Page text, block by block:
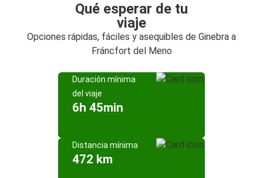
Qué esperar de tu
viaje
Opciones rápidas, fáciles y asequibles de Ginebra a
Fráncfort del Meno
Duración mínima
del viaje
6h 45min
Distancia mínima
472 km